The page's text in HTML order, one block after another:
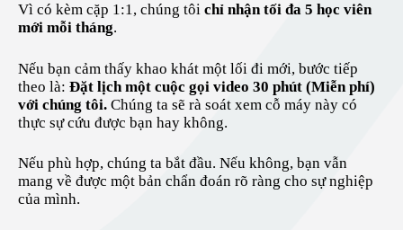
Vì có kèm cặp 1:1, chúng tôi chỉ nhận tối đa 5 học viên
mới mỗi tháng.
Nếu bạn cảm thấy khao khát một lối đi mới, bước tiếp
theo là: Đặt lịch một cuộc gọi video 30 phút (Miễn phí)
với chúng tôi. Chúng ta sẽ rà soát xem cỗ máy này có
thực sự cứu được bạn hay không.
Nếu phù hợp, chúng ta bắt đầu. Nếu không, bạn vẫn
mang về được một bản chẩn đoán rõ ràng cho sự nghiệp
của mình.